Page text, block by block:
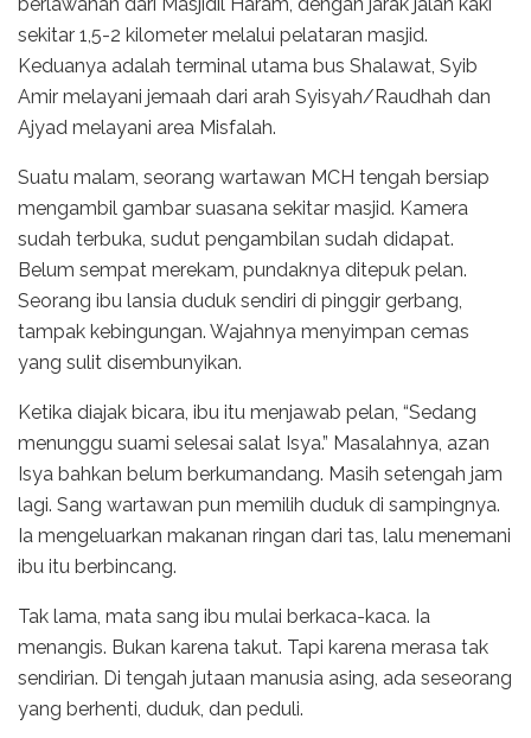
sekitar 1,5-2 kilometer melalui pelataran masjid.
Keduanya adalah terminal utama bus Shalawat, Syib
Amir melayani jemaah dari arah Syisyah/Raudhah dan
Ajyad melayani area Misfalah.
Suatu malam, seorang wartawan MCH tengah bersiap
mengambil gambar suasana sekitar masjid. Kamera
sudah terbuka, sudut pengambilan sudah didapat.
Belum sempat merekam, pundaknya ditepuk pelan.
Seorang ibu lansia duduk sendiri di pinggir gerbang,
tampak kebingungan. Wajahnya menyimpan cemas
yang sulit disembunyikan.
Ketika diajak bicara, ibu itu menjawab pelan, “Sedang
menunggu suami selesai salat Isya.” Masalahnya, azan
Isya bahkan belum berkumandang. Masih setengah jam
lagi. Sang wartawan pun memilih duduk di sampingnya.
Ia mengeluarkan makanan ringan dari tas, lalu menemani
ibu itu berbincang.
Tak lama, mata sang ibu mulai berkaca-kaca. Ia
menangis. Bukan karena takut. Tapi karena merasa tak
sendirian. Di tengah jutaan manusia asing, ada seseorang
yang berhenti, duduk, dan peduli.